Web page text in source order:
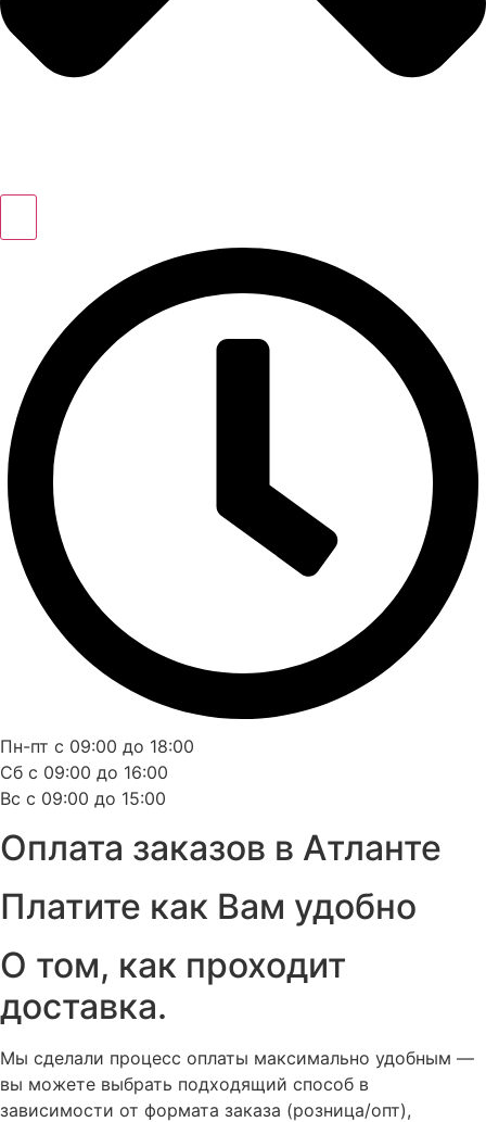
Пн-пт с 09:00 до 18:00
Сб с 09:00 до 16:00
Вс с 09:00 до 15:00
Оплата заказов в Атланте
Платите как Вам удобно
О том, как проходит
доставка.
Мы сделали процесс оплаты максимально удобным —
вы можете выбрать подходящий способ в
зависимости от формата заказа (розница/опт),